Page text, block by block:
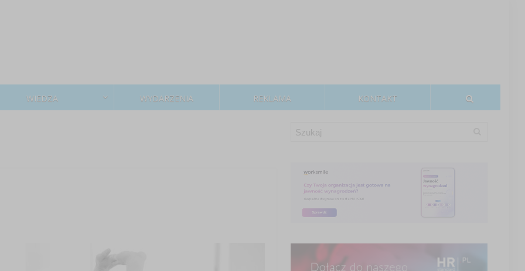
WIEDZA WYDARZENIA REKLAMA KONTAKT